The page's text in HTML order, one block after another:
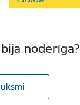
noderīga?